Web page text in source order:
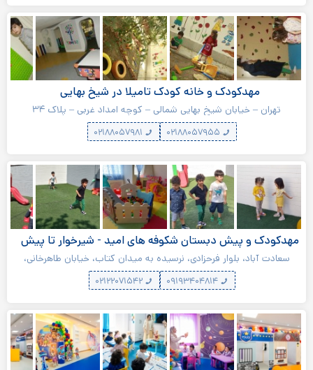
مهدکودک و خانه کودک تامیلا در شیخ بهایی
تهران – خیابان شیخ بهایی شمالی – کوچه امداد غربی – پلاک ۳۴
مهدکودک و پیش دبستان شکوفه های امید - شیرخوار تا پیش
دبستان در سعادت آباد
سعادت آباد، بلوار فرحزادی، نرسیده به میدان کتاب، خیابان طاهرخانی،
خیابان میلاد، کوچه ارغوان دوم غربی، پلاک ٣